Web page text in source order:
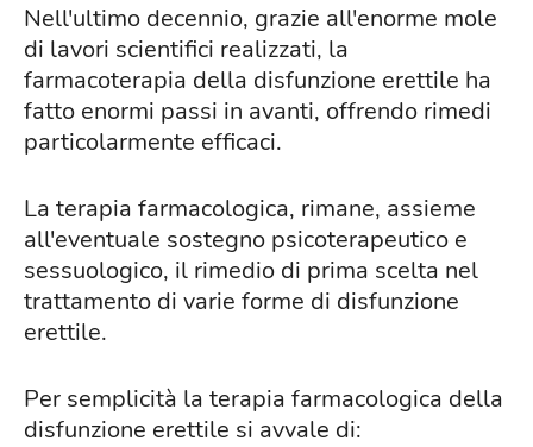
Nell'ultimo decennio, grazie all'enorme mole
di lavori scientifici realizzati, la
farmacoterapia della disfunzione erettile ha
fatto enormi passi in avanti, offrendo rimedi
particolarmente efficaci.
La terapia farmacologica, rimane, assieme
all'eventuale sostegno psicoterapeutico e
sessuologico, il rimedio di prima scelta nel
trattamento di varie forme di disfunzione
erettile.
Per semplicità la terapia farmacologica della
disfunzione erettile si avvale di: